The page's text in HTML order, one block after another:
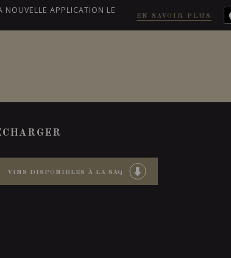
APPLICATION LE
EN SAVOIR PLUS
VINS DISPONIBLES À LA SAQ